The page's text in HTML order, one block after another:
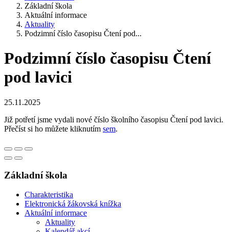
Základní škola
Aktuální informace
Aktuality
Podzimní číslo časopisu Čtení pod...
Podzimní číslo časopisu Čtení
pod lavici
25.11.2025
Již potřetí jsme vydali nové číslo školního časopisu Čtení pod lavici.
Přečíst si ho můžete kliknutím sem.
Základní škola
Charakteristika
Elektronická žákovská knížka
Aktuální informace
Aktuality